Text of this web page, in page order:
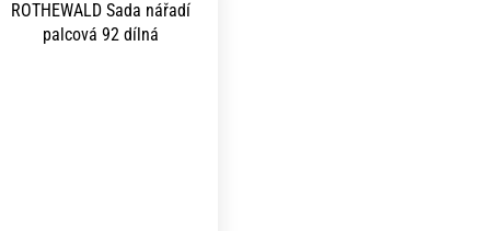
ROTHEWALD Sada nářadí
palcová 92 dílná